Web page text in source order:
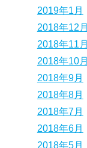
2019年1月
2018年12月
2018年11月
2018年10月
2018年9月
2018年8月
2018年7月
2018年6月
2018年5月